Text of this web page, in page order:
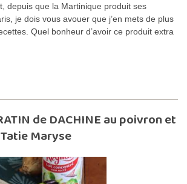
depuis que la Martinique produit ses
je dois vous avouer que j’en mets de plus
Quel bonheur d’avoir ce produit extra
de DACHINE au poivron et
Maryse